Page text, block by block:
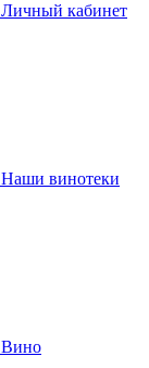
Личный кабинет
Наши винотеки
Вино